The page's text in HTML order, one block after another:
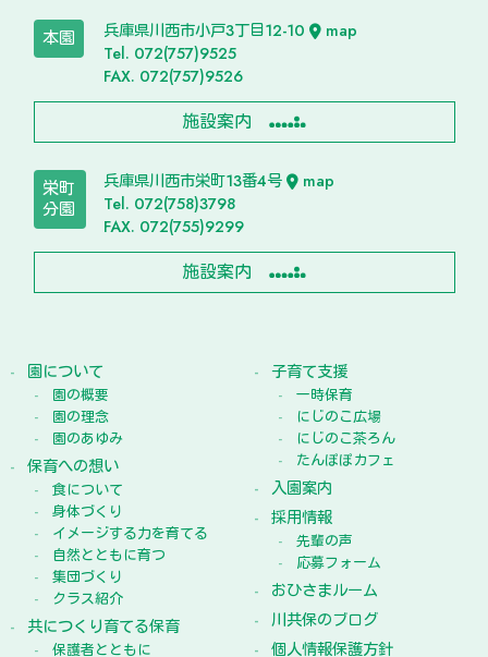
本園 兵庫県川西市小戸3丁目12-10
map
Tel. 072(757)9525
FAX. 072(757)9526
施設案内
栄町
分園
兵庫県川西市栄町13番4号
map
Tel. 072(758)3798
FAX. 072(755)9299
施設案内
園について
園の概要
園の理念
園のあゆみ
保育への想い
食について
身体づくり
イメージする力を育てる
自然とともに育つ
集団づくり
クラス紹介
共につくり育てる保育
保護者とともに
子育て支援
一時保育
にじのこ広場
にじのこ茶ろん
たんぽぽカフェ
入園案内
採用情報
先輩の声
応募フォーム
おひさまルーム
川共保のブログ
個人情報保護方針